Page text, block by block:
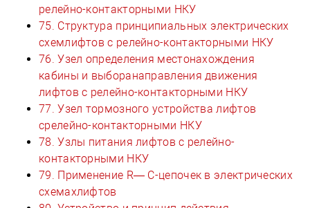
релейно-контакторными НКУ
75. Структура принципиальных электрических
схемлифтов с релейно-контакторными НКУ
76. Узел определения местонахождения
кабины и выборанаправления движения
лифтов с релейно-контакторными НКУ
77. Узел тормозного устройства лифтов
срелейно-контакторными НКУ
78. Узлы питания лифтов с релейно-
контакторными НКУ
79. Применение R— С-цепочек в электрических
схемахлифтов